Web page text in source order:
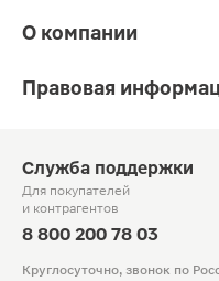
О компании
Правовая
Служба поддержки
Для покупателей
и контрагентов
8 800 200 78 03
Круглосуточно, звонок по